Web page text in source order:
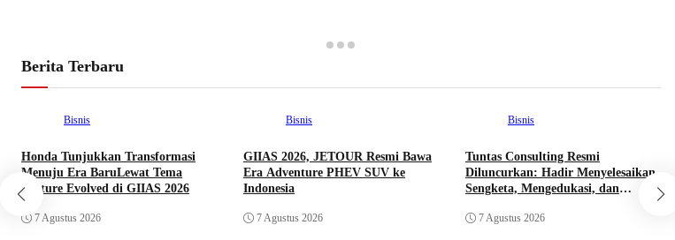
Berita Terbaru
Bisnis
Honda Tunjukkan Transformasi
Menuju Era BaruLewat Tema
Culture Evolved di GIIAS 2026
7 Agustus 2026
Bisnis
GIIAS 2026, JETOUR Resmi Bawa
Era Adventure PHEV SUV ke
Indonesia
7 Agustus 2026
Bisnis
Tuntas Consulting Resmi
Diluncurkan: Hadir Menyelesaikan
Sengketa, Mengedukasi, dan
7 Agustus 2026